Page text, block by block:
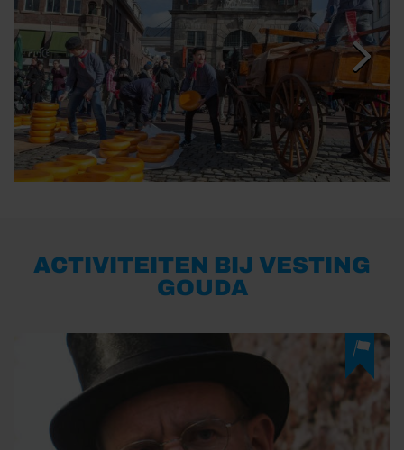
ACTIVITEITEN BIJ VESTING
GOUDA